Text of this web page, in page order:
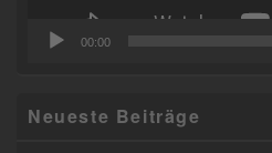
00:00
Neueste Beiträge